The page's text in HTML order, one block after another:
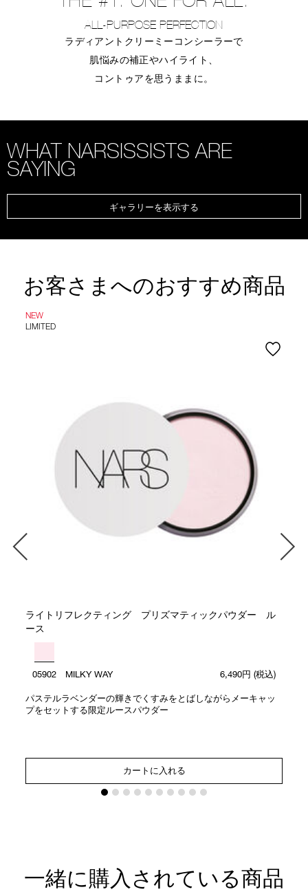
ALL-PURPOSE PERFECTION
ラディアントクリーミーコンシーラーで
肌悩みの補正やハイライト、
コントゥアを思うままに。
WHAT NARSISSISTS ARE
SAYING
ギャラリーを表示する
お客さまへのおすすめ商品
NEW
LIMITED
ライトリフレクティング プリズマティックパウダー ル
ース
05902 MILKY WAY 6,490円 (税込)
パステルラベンダーの輝きでくすみをとばしながらメーキャッ
プをセットする限定ルースパウダー
カートに入れる
一緒に購入されている商品